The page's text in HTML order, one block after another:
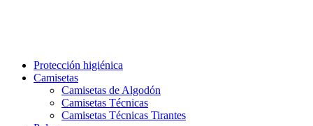
Protección higiénica
Camisetas
Camisetas de Algodón
Camisetas Técnicas
Camisetas Técnicas Tirantes